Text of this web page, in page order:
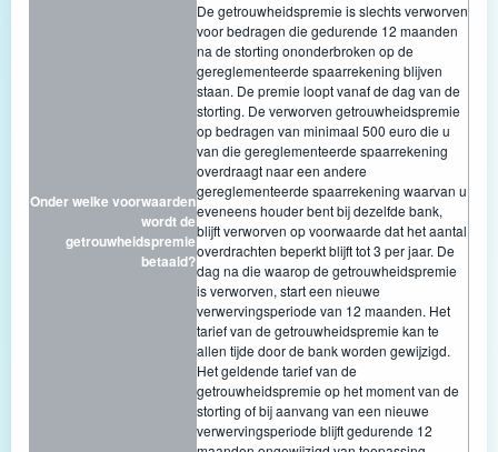
Onder welke voorwaarden
wordt de
getrouwheidspremie
betaald?
De getrouwheidspremie is slechts verworven
voor bedragen die gedurende 12 maanden
na de storting ononderbroken op de
gereglementeerde spaarrekening blijven
staan. De premie loopt vanaf de dag van de
storting. De verworven getrouwheidspremie
op bedragen van minimaal 500 euro die u
van die gereglementeerde spaarrekening
overdraagt naar een andere
gereglementeerde spaarrekening waarvan u
eveneens houder bent bij dezelfde bank,
blijft verworven op voorwaarde dat het aantal
overdrachten beperkt blijft tot 3 per jaar. De
dag na die waarop de getrouwheidspremie
is verworven, start een nieuwe
verwervingsperiode van 12 maanden. Het
tarief van de getrouwheidspremie kan te
allen tijde door de bank worden gewijzigd.
Het geldende tarief van de
getrouwheidspremie op het moment van de
storting of bij aanvang van een nieuwe
verwervingsperiode blijft gedurende 12